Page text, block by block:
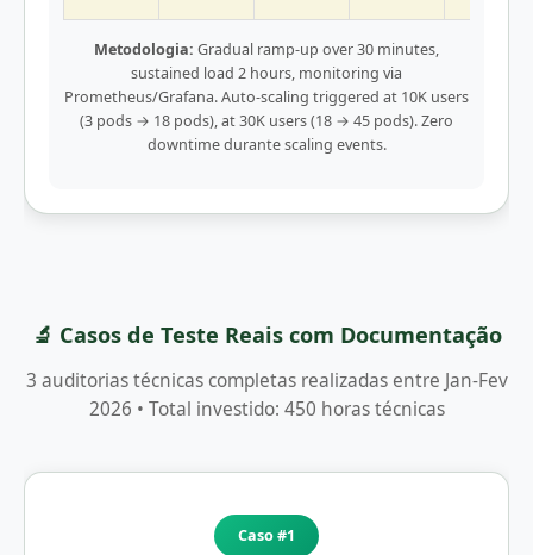
Metodologia: Gradual ramp-up over 30 minutes,
sustained load 2 hours, monitoring via
Prometheus/Grafana. Auto-scaling triggered at 10K users
(3 pods → 18 pods), at 30K users (18 → 45 pods). Zero
downtime durante scaling events.
🔬 Casos de Teste Reais com Documentação
3 auditorias técnicas completas realizadas entre Jan-Fev
2026 • Total investido: 450 horas técnicas
Caso #1